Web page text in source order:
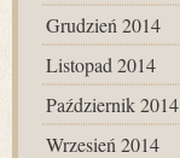
Grudzień 2014
Listopad 2014
Październik 2014
Wrzesień 2014